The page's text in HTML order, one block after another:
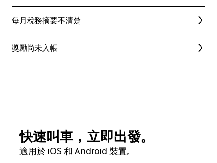
每月稅務摘要不清楚
獎勵尚未入帳
快速叫車，立即出發。
適用於 iOS 和 Android 裝置。